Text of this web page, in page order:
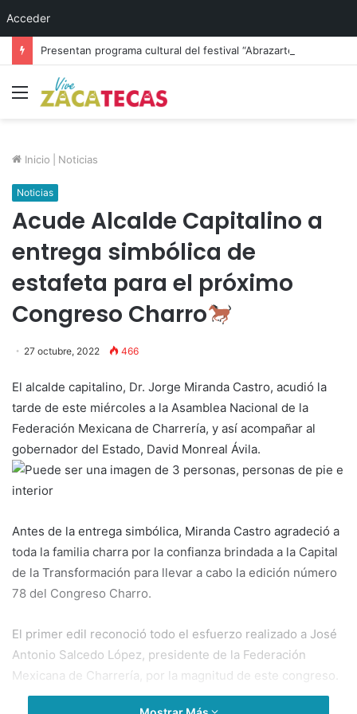
Acceder
Menú
Inicio Noticias
Noticias
Acude Alcalde Capitalino a
entrega simbólica de
estafeta para el próximo
Congreso Charro
27 octubre, 2022 466
El alcalde capitalino, Dr. Jorge Miranda Castro, acudió la
tarde de este miércoles a la Asamblea Nacional de la
Federación Mexicana de Charrería, y así acompañar al
gobernador del Estado, David Monreal Ávila.
Antes de la entrega simbólica, Miranda Castro agradeció a
toda la familia charra por la confianza brindada a la Capital
de la Transformación para llevar a cabo la edición número
78 del Congreso Charro.
El primer edil reconoció todo el esfuerzo realizado a José
Antonio Salcedo López, presidente de la Federación
Mexicana de Charrería, por la magnitud de este congreso.